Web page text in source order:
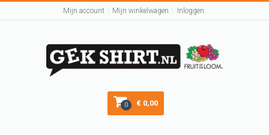
Mijn account Mijn winkelwagen Inloggen
0 € 0,00